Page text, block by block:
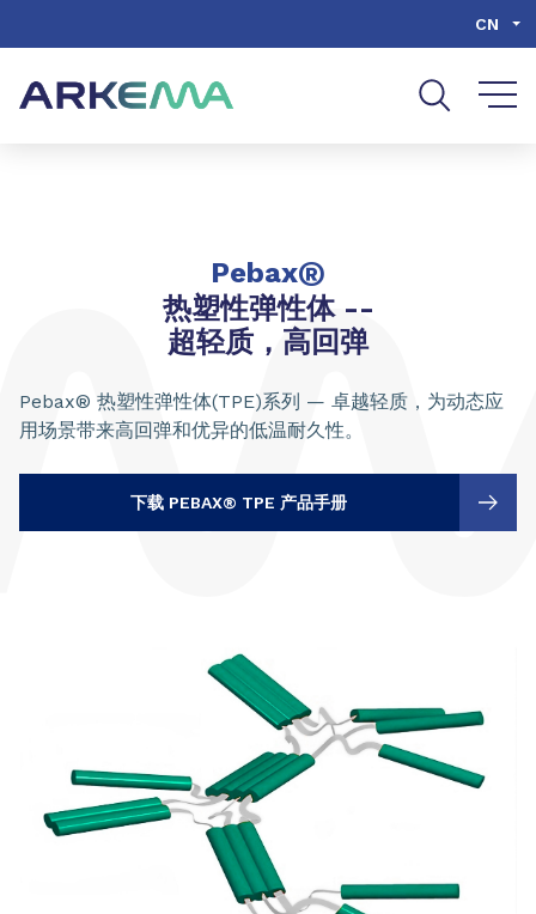
CN
Pebax®
热塑性弹性体 --
超轻质，高回弹
Pebax® 热塑性弹性体(TPE)系列 — 卓越轻质，为动态应
用场景带来高回弹和优异的低温耐久性。
下载 PEBAX® TPE 产品手册